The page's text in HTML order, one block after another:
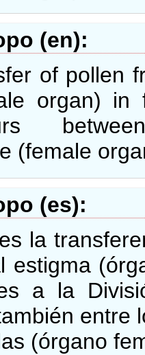
(en)
of pollen
organ) in
(female
(es)
la
estigma
a la
entre
(órgano